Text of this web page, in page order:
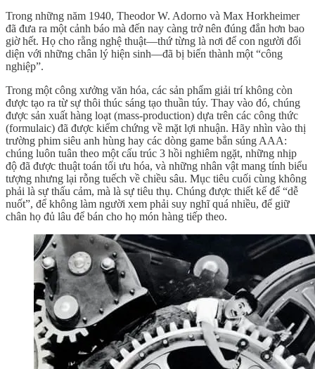
Trong những năm 1940, Theodor W. Adorno và Max Horkheimer
đã đưa ra một cảnh báo mà đến nay càng trở nên đúng đắn hơn bao
giờ hết. Họ cho rằng nghệ thuật—thứ từng là nơi để con người đối
diện với những chân lý hiện sinh—đã bị biến thành một “công
nghiệp”.
Trong một công xưởng văn hóa, các sản phẩm giải trí không còn
được tạo ra từ sự thôi thúc sáng tạo thuần túy. Thay vào đó, chúng
được sản xuất hàng loạt (mass-production) dựa trên các công thức
(formulaic) đã được kiểm chứng về mặt lợi nhuận. Hãy nhìn vào thị
trường phim siêu anh hùng hay các dòng game bắn súng AAA:
chúng luôn tuân theo một cấu trúc 3 hồi nghiêm ngặt, những nhịp
độ đã được thuật toán tối ưu hóa, và những nhân vật mang tính biểu
tượng nhưng lại rỗng tuếch về chiều sâu. Mục tiêu cuối cùng không
phải là sự thấu cảm, mà là sự tiêu thụ. Chúng được thiết kế để “dễ
nuốt”, để không làm người xem phải suy nghĩ quá nhiều, để giữ
chân họ đủ lâu để bán cho họ món hàng tiếp theo.